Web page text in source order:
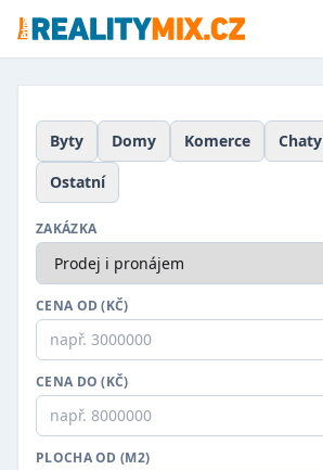
Byty Domy Komerce Chaty
Ostatní
ZAKÁZKA
CENA OD (KČ)
CENA DO (KČ)
PLOCHA OD (M2)